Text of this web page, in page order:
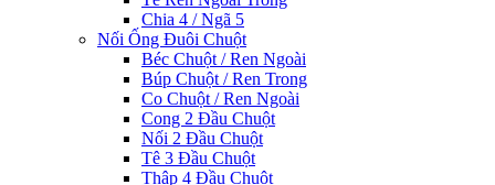
Chia 4 / Ngã 5
Nối Ống Đuôi Chuột
Béc Chuột / Ren Ngoài
Búp Chuột / Ren Trong
Co Chuột / Ren Ngoài
Cong 2 Đầu Chuột
Nối 2 Đầu Chuột
Tê 3 Đầu Chuột
Thập 4 Đầu Chuột